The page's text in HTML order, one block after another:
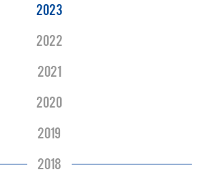
2023
2022
2021
2020
2019
2018